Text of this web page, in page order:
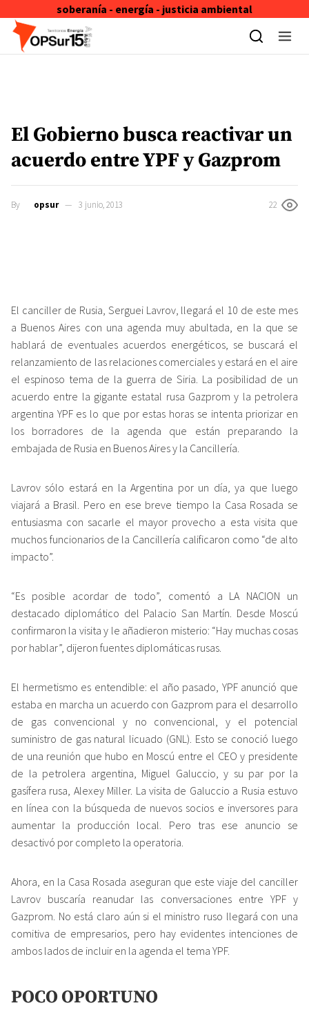
soberanía - energía - justicia ambiental
Skip to content
El Gobierno busca reactivar un
acuerdo entre YPF y Gazprom
By opsur 3 junio, 2013 22
El canciller de Rusia, Serguei Lavrov, llegará el 10 de este mes
a Buenos Aires con una agenda muy abultada, en la que se
hablará de eventuales acuerdos energéticos, se buscará el
relanzamiento de las relaciones comerciales y estará en el aire
el espinoso tema de la guerra de Siria. La posibilidad de un
acuerdo entre la gigante estatal rusa Gazprom y la petrolera
argentina YPF es lo que por estas horas se intenta priorizar en
los borradores de la agenda que están preparando la
embajada de Rusia en Buenos Aires y la Cancillería.
Lavrov sólo estará en la Argentina por un día, ya que luego
viajará a Brasil. Pero en ese breve tiempo la Casa Rosada se
entusiasma con sacarle el mayor provecho a esta visita que
muchos funcionarios de la Cancillería calificaron como “de alto
impacto”.
“Es posible acordar de todo”, comentó a LA NACION un
destacado diplomático del Palacio San Martín. Desde Moscú
confirmaron la visita y le añadieron misterio: “Hay muchas cosas
por hablar”, dijeron fuentes diplomáticas rusas.
El hermetismo es entendible: el año pasado, YPF anunció que
estaba en marcha un acuerdo con Gazprom para el desarrollo
de gas convencional y no convencional, y el potencial
suministro de gas natural licuado (GNL). Esto se conoció luego
de una reunión que hubo en Moscú entre el CEO y presidente
de la petrolera argentina, Miguel Galuccio, y su par por la
gasífera rusa, Alexey Miller. La visita de Galuccio a Rusia estuvo
en línea con la búsqueda de nuevos socios e inversores para
aumentar la producción local. Pero tras ese anuncio se
desactivó por completo la operatoria.
Ahora, en la Casa Rosada aseguran que este viaje del canciller
Lavrov buscaría reanudar las conversaciones entre YPF y
Gazprom. No está claro aún si el ministro ruso llegará con una
comitiva de empresarios, pero hay evidentes intenciones de
ambos lados de incluir en la agenda el tema YPF.
POCO OPORTUNO